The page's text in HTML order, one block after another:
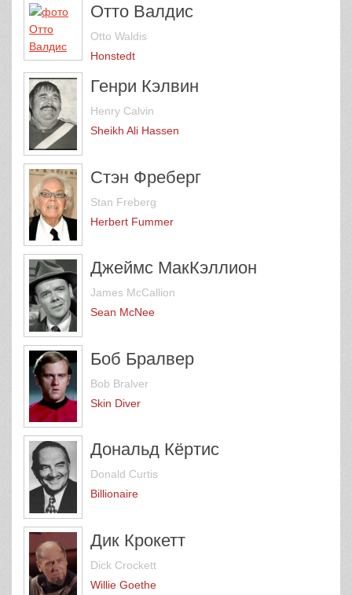
Отто Валдис
Otto Waldis
Honstedt
Генри Кэлвин
Henry Calvin
Sheikh Ali Hassen
Стэн Фреберг
Stan Freberg
Herbert Fummer
Джеймс МакКэллион
James McCallion
Sean McNee
Боб Бралвер
Bob Bralver
Skin Diver
Дональд Кёртис
Donald Curtis
Billionaire
Дик Крокетт
Dick Crockett
Willie Goethe